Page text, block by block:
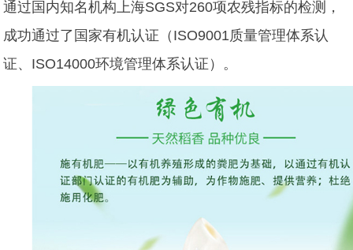
通过国内知名机构上海SGS对260项农残指标的检测，
成功通过了国家有机认证（ISO9001质量管理体系认
证、ISO14000环境管理体系认证）。